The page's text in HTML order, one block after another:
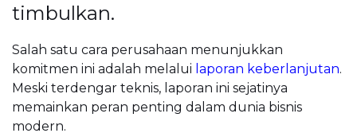
timbulkan.
Salah satu cara perusahaan menunjukkan
komitmen ini adalah melalui laporan keberlanjutan.
Meski terdengar teknis, laporan ini sejatinya
memainkan peran penting dalam dunia bisnis
modern.